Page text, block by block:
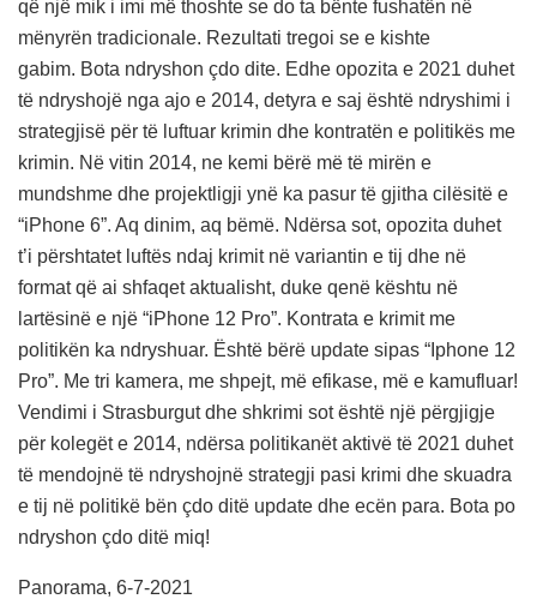
që një mik i imi më thoshte se do ta bënte fushatën në
mënyrën tradicionale. Rezultati tregoi se e kishte
gabim. Bota ndryshon çdo dite. Edhe opozita e 2021 duhet
të ndryshojë nga ajo e 2014, detyra e saj është ndryshimi i
strategjisë për të luftuar krimin dhe kontratën e politikës me
krimin. Në vitin 2014, ne kemi bërë më të mirën e
mundshme dhe projektligji ynë ka pasur të gjitha cilësitë e
“iPhone 6”. Aq dinim, aq bëmë. Ndërsa sot, opozita duhet
t’i përshtatet luftës ndaj krimit në variantin e tij dhe në
format që ai shfaqet aktualisht, duke qenë kështu në
lartësinë e një “iPhone 12 Pro”. Kontrata e krimit me
politikën ka ndryshuar. Është bërë update sipas “Iphone 12
Pro”. Me tri kamera, me shpejt, më efikase, më e kamufluar!
Vendimi i Strasburgut dhe shkrimi sot është një përgjigje
për kolegët e 2014, ndërsa politikanët aktivë të 2021 duhet
të mendojnë të ndryshojnë strategji pasi krimi dhe skuadra
e tij në politikë bën çdo ditë update dhe ecën para. Bota po
ndryshon çdo ditë miq!
Panorama, 6-7-2021